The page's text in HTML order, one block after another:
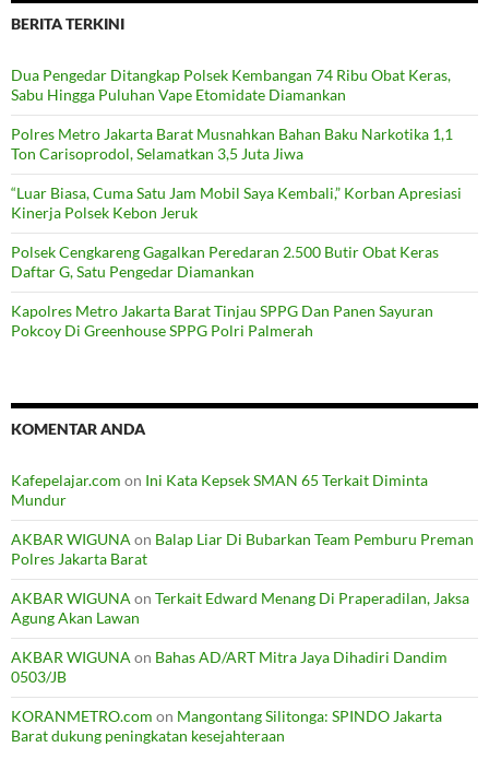
BERITA TERKINI
Dua Pengedar Ditangkap Polsek Kembangan 74 Ribu Obat Keras,
Sabu Hingga Puluhan Vape Etomidate Diamankan
Polres Metro Jakarta Barat Musnahkan Bahan Baku Narkotika 1,1
Ton Carisoprodol, Selamatkan 3,5 Juta Jiwa
“Luar Biasa, Cuma Satu Jam Mobil Saya Kembali,” Korban Apresiasi
Kinerja Polsek Kebon Jeruk
Polsek Cengkareng Gagalkan Peredaran 2.500 Butir Obat Keras
Daftar G, Satu Pengedar Diamankan
Kapolres Metro Jakarta Barat Tinjau SPPG Dan Panen Sayuran
Pokcoy Di Greenhouse SPPG Polri Palmerah
KOMENTAR ANDA
Kafepelajar.com on Ini Kata Kepsek SMAN 65 Terkait Diminta
Mundur
AKBAR WIGUNA on Balap Liar Di Bubarkan Team Pemburu Preman
Polres Jakarta Barat
AKBAR WIGUNA on Terkait Edward Menang Di Praperadilan, Jaksa
Agung Akan Lawan
AKBAR WIGUNA on Bahas AD/ART Mitra Jaya Dihadiri Dandim
0503/JB
KORANMETRO.com on Mangontang Silitonga: SPINDO Jakarta
Barat dukung peningkatan kesejahteraan